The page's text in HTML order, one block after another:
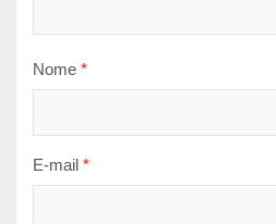
Nome *
E-mail *